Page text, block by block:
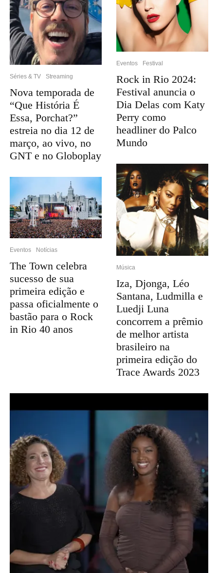
Séries & TV Streaming
Nova temporada de
“Que História É
Essa, Porchat?”
estreia no dia 12 de
março, ao vivo, no
GNT e no Globoplay
Eventos Notícias
The Town celebra
sucesso de sua
primeira edição e
passa oficialmente o
bastão para o Rock
in Rio 40 anos
Eventos Festival
Rock in Rio 2024:
Festival anuncia o
Dia Delas com Katy
Perry como
headliner do Palco
Mundo
Música
Iza, Djonga, Léo
Santana, Ludmilla e
Luedji Luna
concorrem a prêmio
de melhor artista
brasileiro na
primeira edição do
Trace Awards 2023